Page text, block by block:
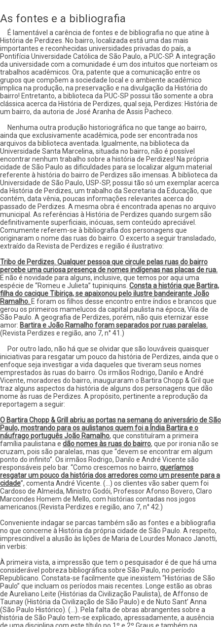
As fontes e a bibliografia
É lamentável a carência de fontes e de bibliografia no que atine à
História de Perdizes. No bairro, localizada está uma das mais
importantes e reconhecidas universidades privadas do país, a
Pontifícia Universidade Católica de São Paulo, a PUC-SP. A integração
da universidade com a comunidade é um dos intuitos que norteiam os
trabalhos acadêmicos. Ora, patente que a comunicação entre os
grupos que compõem a sociedade local e o ambiente acadêmico
implica na produção, na preservação e na divulgação da História do
bairro! Entretanto, a biblioteca da PUC-SP possui tão somente a obra
clássica acerca da História de Perdizes, qual seja, Perdizes: História de
um bairro, da autoria de José Aranha de Assis Pacheco.
Nenhuma outra produção historiográfica no que tange ao bairro,
ainda que exclusivamente acadêmica, pode ser encontrada nos
arquivos da biblioteca aventada. Igualmente, na biblioteca da
Universidade Santa Marcelina, situada no bairro, não é possível
encontrar nenhum trabalho sobre a história de Perdizes! Na própria
cidade de São Paulo as dificuldades para se localizar algum material
referente à história do bairro de Perdizes são imensas. A biblioteca da
Universidade de São Paulo, USP-SP, possui tão só um exemplar acerca
da História de Perdizes, um trabalho da Secretaria da Educação, que
contém, data vênia, poucas informações relevantes acerca do
passado de Perdizes. A mesma obra é encontrada apenas no arquivo
municipal. As referências à História de Perdizes quando surgem são
definitivamente superficiais, inócuas, sem conteúdo apreciável.
Comumente referem-se à bibliografia dos personagens que
originaram o nome das ruas do bairro. O excerto a seguir transladado,
extraído da Revista de Perdizes e região é ilustrativo:
Tribo de Perdizes. Qualquer pessoa que circule pelas ruas do bairro
percebe uma curiosa presença de nomes indígenas nas placas de rua.
E não é novidade para alguns, inclusive, que temos por aqui uma
espécie de “Romeu e Julieta” tupiniquins. Consta a história que Bartira,
filha do cacique Tibiriça, se apaixonou pelo ilustre bandeirante João
Ramalho. E foram os filhos desse encontro entre índios e brancos que
gerou os primeiros mamelucos da capital paulista na época, Vila de
São Paulo. A geografia de Perdizes, porém, não quis eternizar esse
amor: Bartira e João Ramalho foram separados por ruas paralelas.
(Revista Perdizes e região, ano 7, n° 41.)
Por outro lado, não há que se olvidar que são louváveis quaisquer
iniciativas para resgatar um pouco da história de Perdizes, ainda que o
enfoque seja investigar a vida daqueles que tiveram seus nomes
emprestados às ruas do bairro. Os irmãos Rodrigo, Danilo e André
Vicente, moradores do bairro, inauguraram o Bartira Chopp & Gril que
traz alguns aspectos da história de alguns dos personagens que dão
nome às ruas de Perdizes. A propósito, pertinente a reprodução da
reportagem a seguir:
O Bartira Chopp & Grill abriu as portas na semana do aniversário de São
Paulo, mostrando para os aulistanos quem foi a Índia Bartira e o
náufrago português João Ramalho, que constituíram a primeira
família paulistana e dão nomes às ruas do bairro, que por ironia não se
cruzam, pois são paralelas, mas que “devem se encontrar em algum
ponto do infinito”. Os irmãos Rodrigo, Danilo e André Vicente são
responsáveis pelo bar. “Como crescemos no bairro, queríamos
resgatar um pouco da história dos arredores como um presente para a
cidade”, comenta André Vicente. (...) os clientes vão saber quem foi
Cardoso de Almeida, Ministro Godói, Professor Afonso Bovero, Claro
Marcondes Homem de Mello, com histórias contadas nos jogos
americanos.(Revista Perdizes e região, ano 7, n° 42.)
Conveniente indagar se parcas também são as fontes e a bibliografia
no que concerne à História da própria cidade de São Paulo. A respeito,
imprescindível a alusão às lições de Maria de Lourdes Monaco Janotti,
in verbis:
À primeira vista, a impressão que tem o pesquisador é de que há uma
considerável pobreza bibliográfica sobre São Paulo, no período
Republicano. Constata-se facilmente que inexistem “Histórias de São
Paulo” que incluam os períodos mais recentes. Longe estão as obras
de Aureliano Leite (Histórias da Civilização Paulista), de Affonso de
Taunay (História da Civilização de São Paulo) e de Nuto Sant’ Anna
(São Paulo Histórico). (...). Pela falta de obras abrangentes sobre a
história de São Paulo tem-se explicado, apressadamente, a ausência
de uma disciplina com este título no 1º e 2º Graus e também na